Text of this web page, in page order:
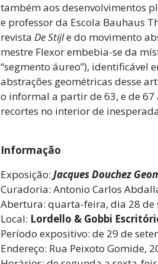
também aos desenvolvimentos
e professor da Escola Bauhaus
revista De Stijle do movimento
mestre Flexor embebia-se da
“segmento áureo”), identificável
abstrações geométricas desse
o informal a partir de 63, e de
recortes no interior de
Informação
Exposição: Jacques Douchez
Curadoria: Antonio Carlos
Abertura: quarta-feira, dia 28 de
Local: Lordello & Gobbi
Período expositivo: de 29 de
Endereço: Rua Peixoto Gomide,